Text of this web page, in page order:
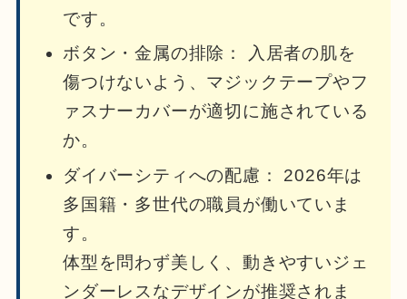
です。
ボタン・金属の排除： 入居者の肌を
傷つけないよう、マジックテープやフ
ァスナーカバーが適切に施されている
か。
ダイバーシティへの配慮： 2026年は
多国籍・多世代の職員が働いていま
す。
体型を問わず美しく、動きやすいジェ
ンダーレスなデザインが推奨されま